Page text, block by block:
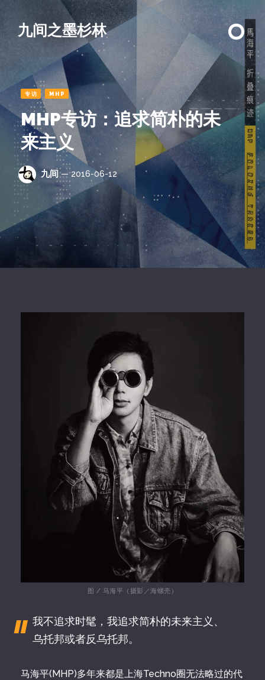
九间之墨杉林
专访 MHP
MHP专访：追求简朴的未
来主义
九间 — 2016-06-12
图 / 马海平（摄影／海螺壳）
我不追求时髦，我追求简朴的未来主义、
乌托邦或者反乌托邦。
马海平(MHP)多年来都是上海Techno圈无法略过的代